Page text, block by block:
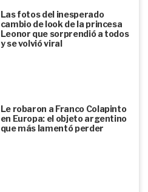
Las fotos del inesperado
cambio de look de la princesa
Leonor que sorprendió a todos
y se volvió viral
Le robaron a Franco Colapinto
en Europa: el objeto argentino
que más lamentó perder